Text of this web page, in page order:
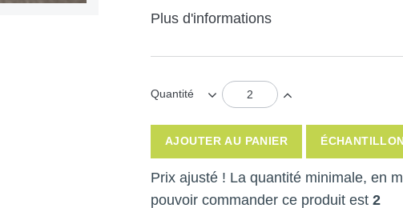
Plus d'informations
Quantité
AJOUTER AU PANIER
Prix ajusté ! La quantité minimale, en
pouvoir commander ce produit est 2